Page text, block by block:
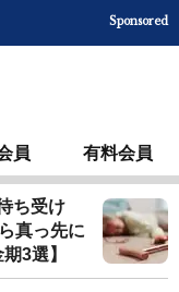
Sponsored
員 有料会員
ち受け
真っ先に
3選】